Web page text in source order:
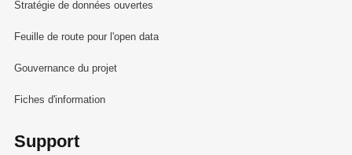
Stratégie de données ouvertes
Feuille de route pour l'open data
Gouvernance du projet
Fiches d'information
Support